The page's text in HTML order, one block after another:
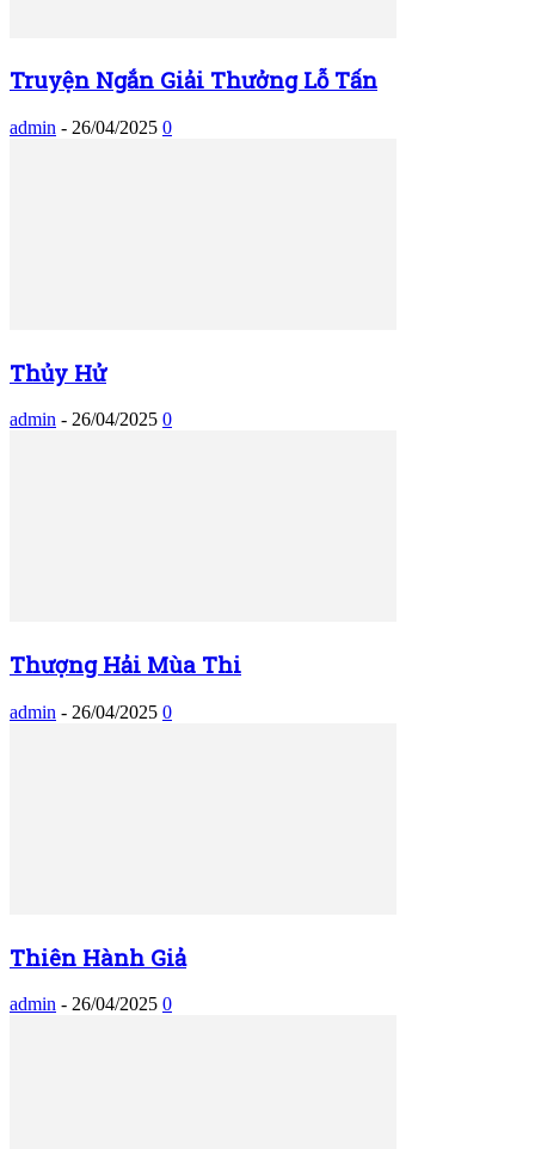
Truyện Ngắn Giải Thưởng Lỗ Tấn
admin - 26/04/2025 0
Thủy Hử
admin - 26/04/2025 0
Thượng Hải Mùa Thi
admin - 26/04/2025 0
Thiên Hành Giả
admin - 26/04/2025 0